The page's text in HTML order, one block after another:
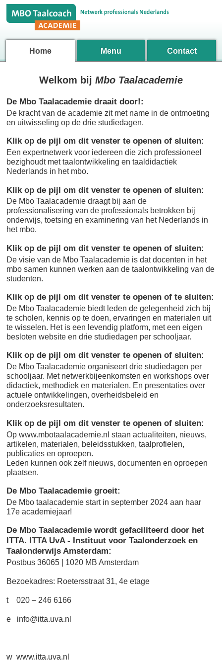
Home Menu Contact
Welkom bij Mbo Taalacademie
De Mbo Taalacademie draait door!:
De kracht van de academie zit met name in de ontmoeting
en uitwisseling op de drie studiedagen.
Klik op de pijl om dit venster te openen of sluiten:
Een expertnetwerk voor iedereen die zich professioneel
bezighoudt met taalontwikkeling en taaldidactiek
Nederlands in het mbo.
Klik op de pijl om dit venster te openen of sluiten:
De Mbo Taalacademie draagt bij aan de
professionalisering van de professionals betrokken bij
onderwijs, toetsing en examinering van het Nederlands in
het mbo.
Klik op de pijl om dit venster te openen of sluiten:
De visie van de Mbo Taalacademie is dat docenten in het
mbo samen kunnen werken aan de taalontwikkeling van de
studenten.
Klik op de pijl om dit venster te openen of te sluiten:
De Mbo Taalacademie biedt leden de gelegenheid zich bij
te scholen, kennis op te doen, ervaringen en materialen uit
te wisselen. Het is een levendig platform, met een eigen
besloten website en drie studiedagen per schooljaar.
Klik op de pijl om dit venster te openen of sluiten:
De Mbo Taalacademie organiseert drie studiedagen per
schooljaar. Met netwerkbijeenkomsten en workshops over
didactiek, methodiek en materialen. En presentaties over
actuele ontwikkelingen, overheidsbeleid en
onderzoeksresultaten.
Klik op de pijl om dit venster te openen of sluiten:
Op www.mbotaalacademie.nl staan actualiteiten, nieuws,
artikelen, materialen, beleidsstukken, taalprofielen,
publicaties en oproepen.
Leden kunnen ook zelf nieuws, documenten en oproepen
plaatsen.
De Mbo Taalacademie groeit:
De Mbo taalacademie start in september 2024 aan haar
17e academiejaar!
De Mbo Taalacademie wordt gefaciliteerd door het
ITTA. ITTA UvA - Instituut voor Taalonderzoek en
Taalonderwijs Amsterdam:
Postbus 36065 | 1020 MB Amsterdam
Bezoekadres: Roetersstraat 31, 4e etage
t 020 – 246 6166
e info@itta.uva.nl
w www.itta.uva.nl